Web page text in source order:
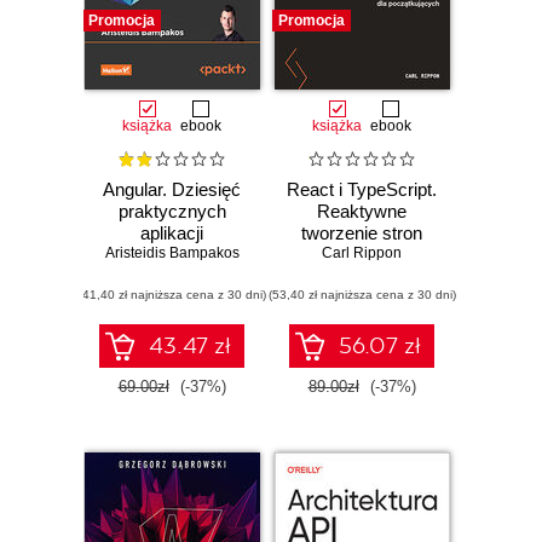
Promocja
książka ebook
Angular. Dziesięć
praktycznych
aplikacji
internetowych z
najnowszych
rozwiązań
technologicznych.
Wydanie III
Aristeidis Bampakos
(41,40 zł najniższa cena z 30 dni)
43.47 zł
69.00zł (-37%)
Promocja
książka ebook
React i TypeScript.
Reaktywne
tworzenie stron
internetowych dla
Wydanie II
Carl Rippon
(53,40 zł najniższa cena z 30 dni)
56.07 zł
89.00zł (-37%)